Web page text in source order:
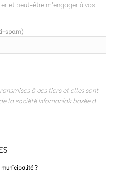
et peut-être m'engager à vos
spam)
à des tiers et elles sont
la société Infomaniak basée à
?